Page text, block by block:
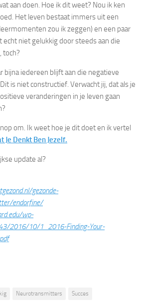
aan doen. Hoe ik dit weet? Nou ik ken
Het leven bestaat immers uit een
zou ik zeggen) en een paar
echt niet gelukkig door steeds aan die
toch?
bijna iedereen blijft aan die negatieve
is niet constructief. Verwacht jij, dat als je
veranderingen in je leven gaan
om. Ik weet hoe je dit doet en ik vertel
Je Denkt Ben Jezelf.
update al?
gezonde-
endorfine/
wp-
2016/10/1_2016-Finding-Your-
Neurotransmitters Succes